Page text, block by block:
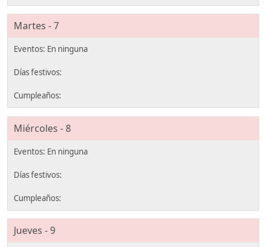
Martes - 7
Miércoles - 8
Jueves - 9